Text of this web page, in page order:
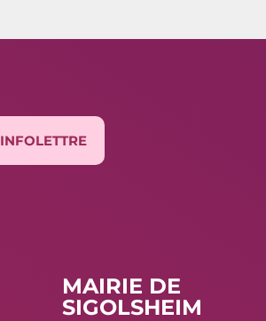
INFOLETTRE
MAIRIE DE
SIGOLSHEIM